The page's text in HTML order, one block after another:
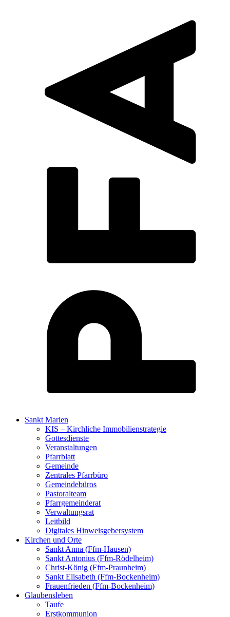
Sankt Marien
KIS – Kirchliche Immobilienstrategie
Gottesdienste
Veranstaltungen
Pfarrblatt
Gemeinde
Zentrales Pfarrbüro
Gemeindebüros
Pastoralteam
Pfarrgemeinderat
Verwaltungsrat
Leitbild
Digitales Hinweisgebersystem
Kirchen und Orte
Sankt Anna (Ffm-Hausen)
Sankt Antonius (Ffm-Rödelheim)
Christ-König (Ffm-Praunheim)
Sankt Elisabeth (Ffm-Bockenheim)
Frauenfrieden (Ffm-Bockenheim)
Glaubensleben
Taufe
Erstkommunion